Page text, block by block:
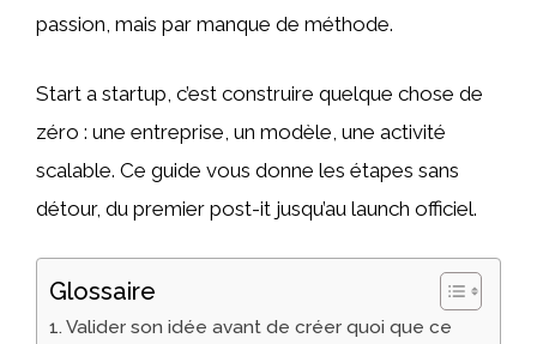
passion, mais par manque de méthode.
Start a startup, c’est construire quelque chose de
zéro : une entreprise, un modèle, une activité
scalable. Ce guide vous donne les étapes sans
détour, du premier post-it jusqu’au launch officiel.
Glossaire
Valider son idée avant de créer quoi que ce